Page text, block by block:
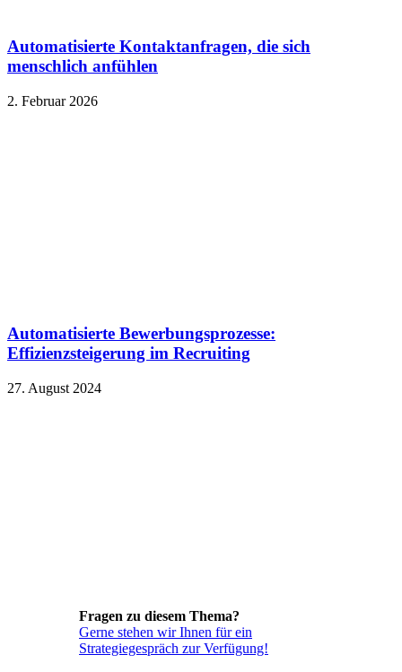
Automatisierte Kontaktanfragen, die sich
menschlich anfühlen
2. Februar 2026
Automatisierte Bewerbungsprozesse:
Effizienzsteigerung im Recruiting
27. August 2024
Fragen zu diesem Thema?
Gerne stehen wir Ihnen für ein
Strategiegespräch zur Verfügung!